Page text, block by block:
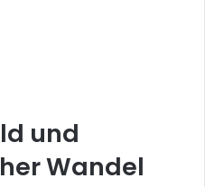
und
Wandel